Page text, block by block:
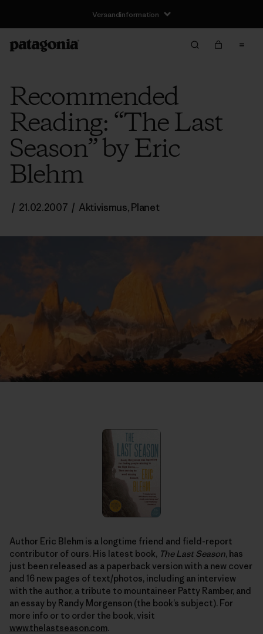
Versandinformation
Recommended
Reading: “The Last
Season” by Eric
Blehm
/ 21.02.2007 / Aktivismus,Planet
Author Eric Blehm is a longtime friend and field-report
contributor of ours. His latest book, The Last Season, has
just been released as a paperback version with a new cover
and 16 new pages of text/photos, including an interview
with the author, a tribute to mountaineer Patty Ramber, and
an essay by Randy Morgenson (the book’s subject). For
more info or to order the book, visit
www.thelastseason.com.